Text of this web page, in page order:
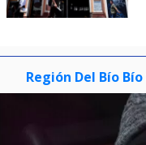
Región Del Bío Bío